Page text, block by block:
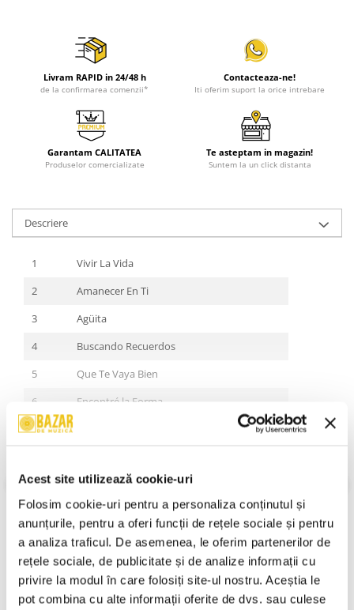
Acest site utilizează cookie-uri
Folosim cookie-uri pentru a personaliza conținutul și
anunțurile, pentru a oferi funcții de rețele sociale și pentru
a analiza traficul. De asemenea, le oferim partenerilor de
rețele sociale, de publicitate și de analize informații cu
privire la modul în care folosiți site-ul nostru. Aceștia le
pot combina cu alte informații oferite de dvs. sau culese
Livram RAPID in 24/48 h
de la confirmarea comenzii*
Contacteaza-ne!
Iti oferim suport la orice intrebare
Garantam CALITATEA
Produselor comercializate
Te asteptam in magazin!
Suntem la un click distanta
Descriere
1
Vivir La Vida
2
Amanecer En Ti
3
Agüita
4
Buscando Recuerdos
5
Que Te Vaya Bien
6
Encontré la Forma
7
9
Te Lo Ruego
10
Nena
11
Deja de Jugar
12
Agüita (Versión Remix 2 Effective Latin Pop)
Stare Coperta:Near Mint (NM or M-)
Stare Disc:Near Mint (NM or M-)
Gen: Latin
Stil:Latin ; Cumbia
An Lansare:2001
Informatii conformitate produs
Review-uri(0)